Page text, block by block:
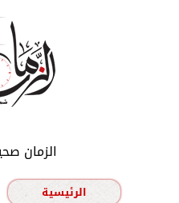
الزمان
الرئيسية